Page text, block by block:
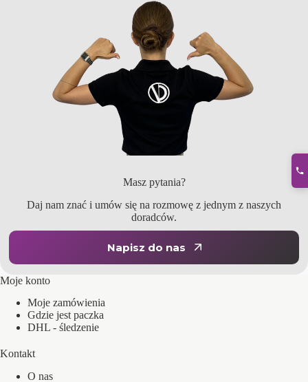
Masz pytania?
Daj nam znać i umów się na rozmowę z jednym z naszych
doradców.
Napisz do nas
Moje konto
Moje zamówienia
Gdzie jest paczka
DHL - śledzenie
Kontakt
O nas